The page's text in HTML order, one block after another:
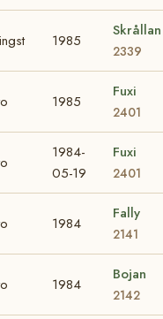
1985
Skrållan
2339
1985
Fuxi
2401
1984-
05-19
Fuxi
2401
1984
Fally
2141
1984
Bojan
2142